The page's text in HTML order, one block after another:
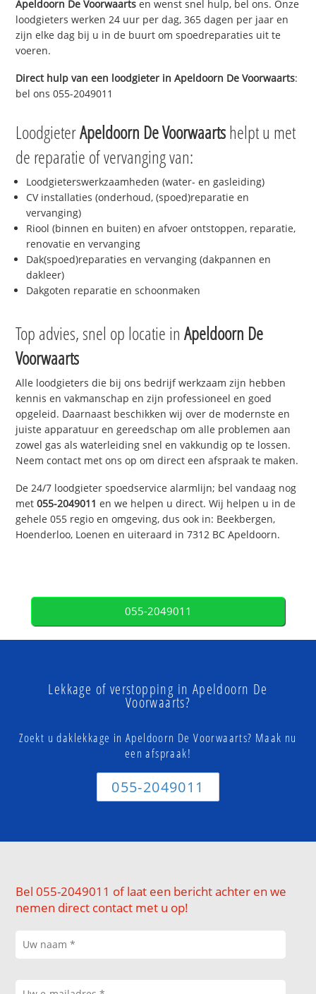
Apeldoorn De Voorwaarts en wenst snel hulp, bel ons. Onze
loodgieters werken 24 uur per dag, 365 dagen per jaar en
zijn elke dag bij u in de buurt om spoedreparaties uit te
voeren.
Direct hulp van een loodgieter inApeldoorn De Voorwaarts:
bel ons 055-2049011
LoodgieterApeldoorn De Voorwaartshelpt u met
de reparatie of vervanging van:
Loodgieterswerkzaamheden (water- en gasleiding)
CV installaties (onderhoud, (spoed)reparatie en
vervanging)
Riool (binnen en buiten) en afvoer ontstoppen, reparatie,
renovatie en vervanging
Dak(spoed)reparaties en vervanging (dakpannen en
dakleer)
Dakgoten reparatie en schoonmaken
Top advies, snel op locatie inApeldoorn De
Voorwaarts
Alle loodgieters die bij ons bedrijf werkzaam zijn hebben
kennis en vakmanschap en zijn professioneel en goed
opgeleid. Daarnaast beschikken wij over de modernste en
juiste apparatuur en gereedschap om alle problemen aan
zowel gas als waterleiding snel en vakkundig op te lossen.
Neem contact met ons op om direct een afspraak te maken.
De 24/7 loodgieter spoedservice alarmlijn; bel vandaag nog
met055-2049011 en we helpen u direct. Wij helpen u in de
gehele 055 regio en omgeving, dus ook in: Beekbergen,
Hoenderloo, Loenen en uiteraard in 7312 BC Apeldoorn.
055-2049011
Lekkage of verstopping in Apeldoorn De
Voorwaarts?
Zoekt u daklekkage in Apeldoorn De Voorwaarts? Maak nu
een afspraak!
055-2049011
Bel 055-2049011 of laat een bericht achter en we
nemen direct contact met u op!